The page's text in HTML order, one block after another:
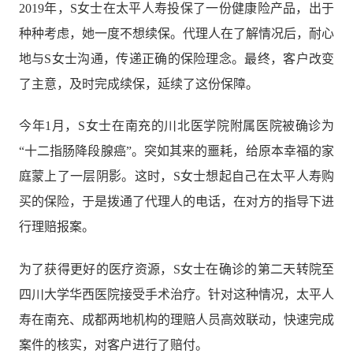
2019年，S女士在太平人寿投保了一份健康险产品，出于
种种考虑，她一度不想续保。代理人在了解情况后，耐心
地与S女士沟通，传递正确的保险理念。最终，客户改变
了主意，及时完成续保，延续了这份保障。
今年1月，S女士在南充的川北医学院附属医院被确诊为
“十二指肠降段腺癌”。突如其来的噩耗，给原本幸福的家
庭蒙上了一层阴影。这时，S女士想起自己在太平人寿购
买的保险，于是拨通了代理人的电话，在对方的指导下进
行理赔报案。
为了获得更好的医疗资源，S女士在确诊的第二天转院至
四川大学华西医院接受手术治疗。针对这种情况，太平人
寿在南充、成都两地机构的理赔人员高效联动，快速完成
案件的核实，对客户进行了赔付。